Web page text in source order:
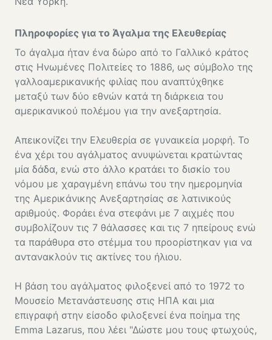
Πληροφορίες για το Άγαλμα της Ελευθερίας
Το άγαλμα ήταν ένα δώρο από το Γαλλικό κράτος
στις Ηνωμένες Πολιτείες το 1886, ως σύμβολο της
γαλλοαμερικανικής φιλίας που αναπτύχθηκε
μεταξύ των δύο εθνών κατά τη διάρκεια του
αμερικανικού πολέμου για την ανεξαρτησία.
Απεικονίζει την Ελευθερία σε γυναικεία μορφή. Το
ένα χέρι του αγάλματος ανυψώνεται κρατώντας
μία δάδα, ενώ στο άλλο κρατάει το δισκίο του
νόμου με χαραγμένη επάνω του την ημερομηνία
της Αμερικάνικης Ανεξαρτησίας σε λατινικούς
αριθμούς. Φοράει ένα στεφάνι με 7 αιχμές που
συμβολίζουν τις 7 θάλασσες και τις 7 ηπείρους ενώ
τα παράθυρα στο στέμμα του προορίστηκαν για να
αντανακλούν τις ακτίνες του ήλιου.
Η βάση του αγάλματος φιλοξενεί από το 1972 το
Μουσείο Μετανάστευσης στις ΗΠΑ και μια
επιγραφή στην είσοδο φιλοξενεί ένα ποίημα της
Emma Lazarus, που λέει "Δώστε μου τους φτωχούς,